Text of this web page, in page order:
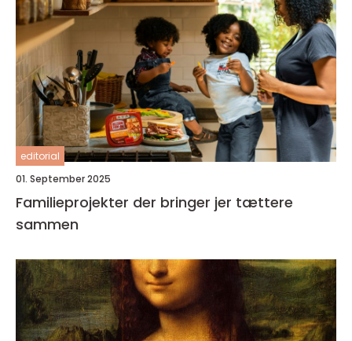
editorial
01. September 2025
Familieprojekter der bringer jer tættere
sammen